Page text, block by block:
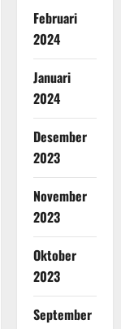
Februari
2024
Januari
2024
Desember
2023
November
2023
Oktober
2023
September